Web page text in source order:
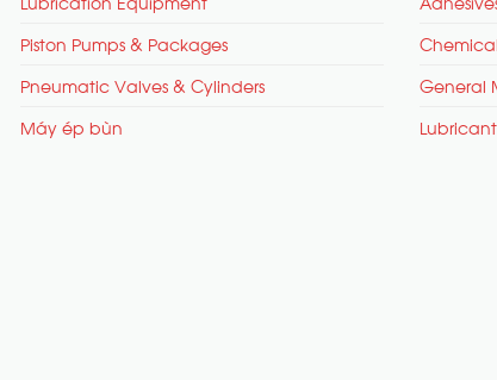
Piston Pumps & Packages
Pneumatic Valves & Cylinders
Máy ép bùn
General